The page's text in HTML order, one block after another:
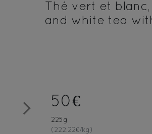
Next
Thé vert et
and white tea
50€
225g
(222.22€/kg)